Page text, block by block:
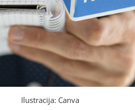
Ilustracija: Canva